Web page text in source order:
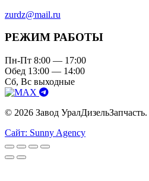
zurdz@mail.ru
РЕЖИМ РАБОТЫ
Пн-Пт 8:00 — 17:00
Обед 13:00 — 14:00
Сб, Вс выходные
© 2026 Завод
Сайт: Sunny Agency